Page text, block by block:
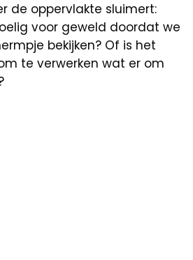
de oppervlakte sluimert:
voor geweld doordat we
bekijken? Of is het
te verwerken wat er om